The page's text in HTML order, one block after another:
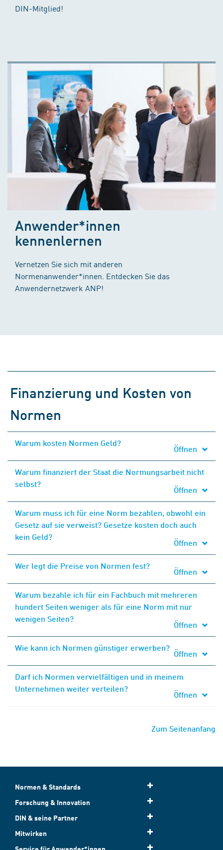
DIN-Mitglied!
Anwender*innen
kennenlernen
Vernetzen Sie sich mit anderen
Normenanwender*innen. Entdecken Sie das
Anwendernetzwerk ANP!
Finanzierung und Kosten von
Normen
Warum kosten Normen Geld?
Öffnen
Warum finanziert der Staat die Normungsarbeit nicht
selbst?
Öffnen
Warum muss ich für eine Norm bezahlen, obwohl ein
Gesetz auf sie verweist? Gesetze kosten doch auch
kein Geld?
Öffnen
Wer legt die Preise von Normen fest?
Öffnen
Warum bezahle ich für ein Fachbuch mit mehreren
hundert Seiten weniger als für eine Norm mit nur
wenigen Seiten?
Öffnen
Wie kann ich Normen günstiger erwerben?
Öffnen
Darf ich Normen vervielfältigen und in meinem
Unternehmen weiter verteilen?
Öffnen
Zum Seitenanfang
Normen & Standards
Forschung & Innovation
DIN & seine Partner
Mitwirken